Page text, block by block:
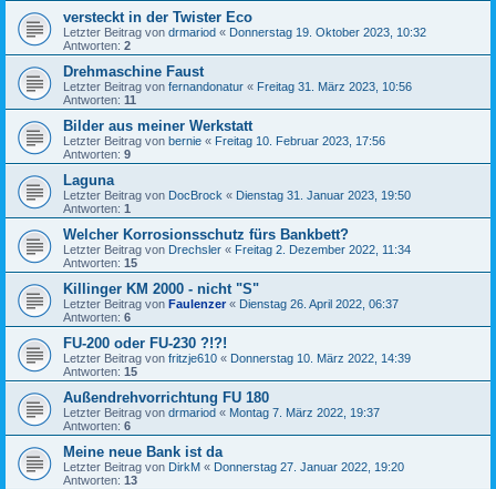
versteckt in der Twister Eco
Letzter Beitrag von drmariod « Donnerstag 19. Oktober 2023, 10:32
Antworten: 2
Drehmaschine Faust
Letzter Beitrag von fernandonatur « Freitag 31. März 2023, 10:56
Antworten: 11
Bilder aus meiner Werkstatt
Letzter Beitrag von bernie « Freitag 10. Februar 2023, 17:56
Antworten: 9
Laguna
Letzter Beitrag von DocBrock « Dienstag 31. Januar 2023, 19:50
Antworten: 1
Welcher Korrosionsschutz fürs Bankbett?
Letzter Beitrag von Drechsler « Freitag 2. Dezember 2022, 11:34
Antworten: 15
Killinger KM 2000 - nicht "S"
Letzter Beitrag von Faulenzer « Dienstag 26. April 2022, 06:37
Antworten: 6
FU-200 oder FU-230 ?!?!
Letzter Beitrag von fritzje610 « Donnerstag 10. März 2022, 14:39
Antworten: 15
Außendrehvorrichtung FU 180
Letzter Beitrag von drmariod « Montag 7. März 2022, 19:37
Antworten: 6
Meine neue Bank ist da
Letzter Beitrag von DirkM « Donnerstag 27. Januar 2022, 19:20
Antworten: 13